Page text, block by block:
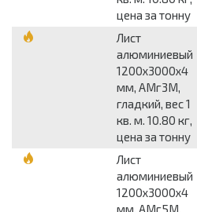
цена за тонну
Лист
алюминиевый
1200x3000x4
мм, АМг3М,
гладкий, вес 1
кв. м. 10.80 кг,
цена за тонну
Лист
алюминиевый
1200x3000x4
мм, АМг5М,